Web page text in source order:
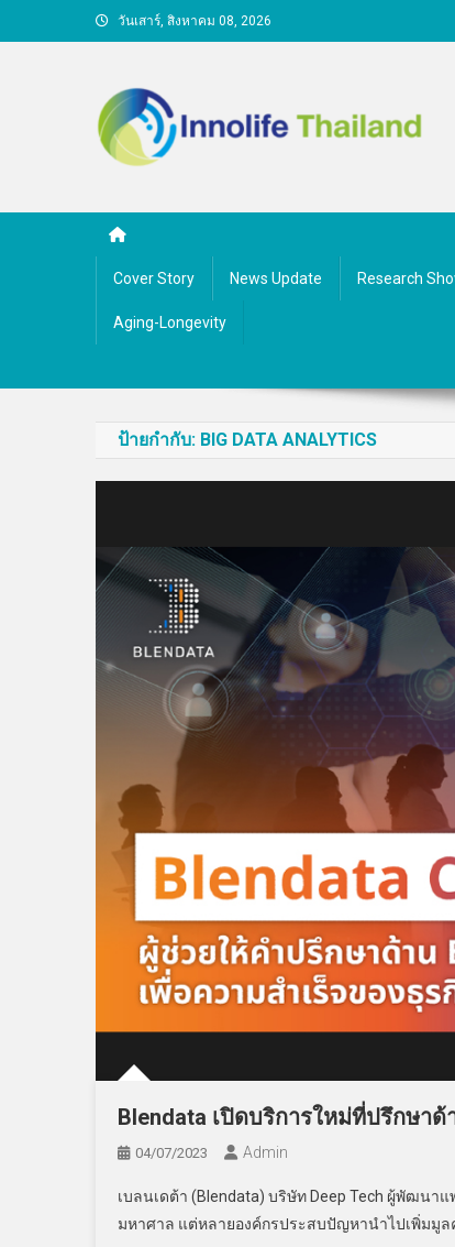
to
วันเสาร์, สิงหาคม 08, 2026
Cover Story News Update Research
Aging-Longevity
ป้ายกำกับ: BIG DATA ANALYTICS
Blendata เปิดบริการใหม่ที่ปรึกษา
04/07/2023 Admin
เบลนเดต้า (Blendata) บริษัท Deep Tech ผู้พัฒนา
มหาศาล แต่หลายองค์กรประสบปัญหานำไปเพิ่มมูล